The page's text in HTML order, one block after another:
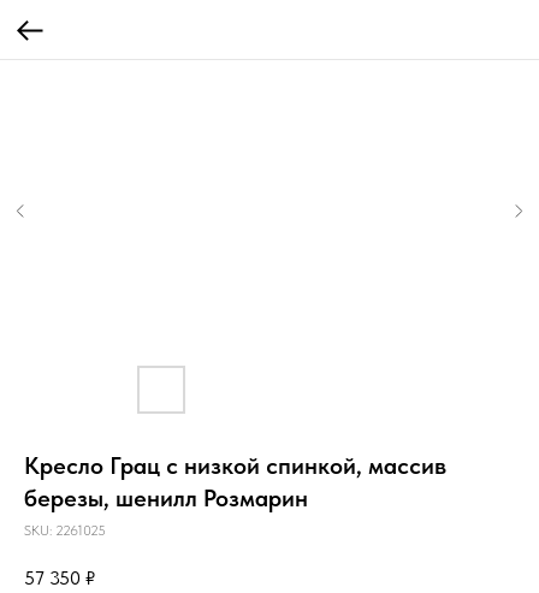
Кресло Грац с низкой спинкой, массив
березы, шенилл Розмарин
SKU: 2261025
57 350 ₽